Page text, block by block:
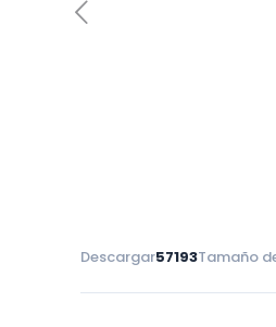
Descargar57193Tamaño